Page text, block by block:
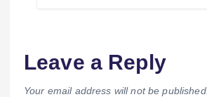
Leave a Reply
Your email address will not be published.